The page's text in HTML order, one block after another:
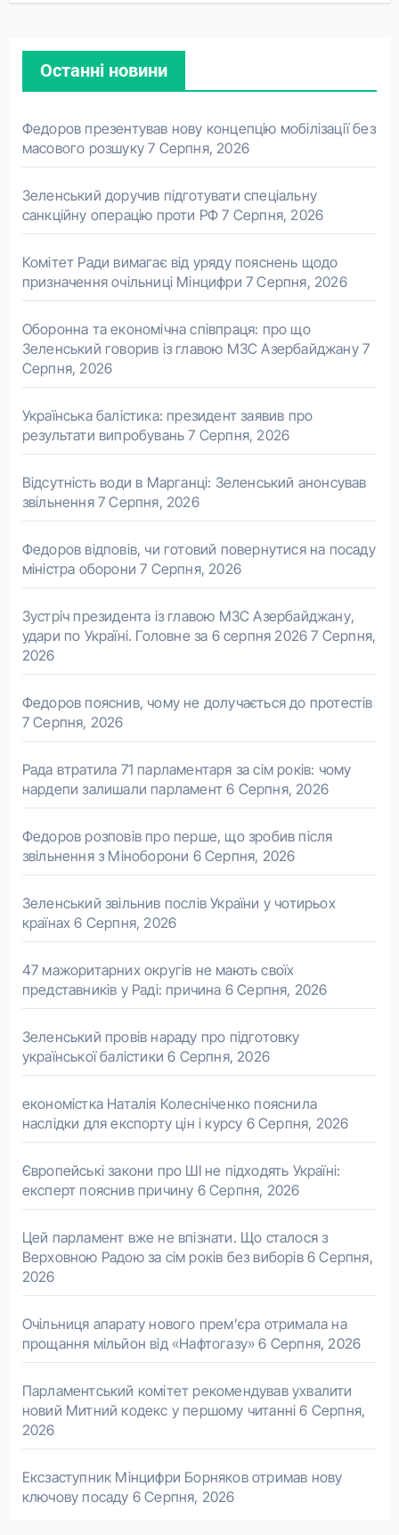
Останні новини
Федоров презентував нову концепцію мобілізації без
масового розшуку 7 Серпня, 2026
Зеленський доручив підготувати спеціальну
санкційну операцію проти РФ 7 Серпня, 2026
Комітет Ради вимагає від уряду пояснень щодо
призначення очільниці Мінцифри 7 Серпня, 2026
Оборонна та економічна співпраця: про що
Зеленський говорив із главою МЗС Азербайджану 7
Серпня, 2026
Українська балістика: президент заявив про
результати випробувань 7 Серпня, 2026
Відсутність води в Марганці: Зеленський анонсував
звільнення 7 Серпня, 2026
Федоров відповів, чи готовий повернутися на посаду
міністра оборони 7 Серпня, 2026
Зустріч президента із главою МЗС Азербайджану,
удари по Україні. Головне за 6 серпня 2026 7 Серпня,
2026
Федоров пояснив, чому не долучається до протестів
7 Серпня, 2026
Рада втратила 71 парламентаря за сім років: чому
нардепи залишали парламент 6 Серпня, 2026
Федоров розповів про перше, що зробив після
звільнення з Міноборони 6 Серпня, 2026
Зеленський звільнив послів України у чотирьох
країнах 6 Серпня, 2026
47 мажоритарних округів не мають своїх
представників у Раді: причина 6 Серпня, 2026
Зеленський провів нараду про підготовку
української балістики 6 Серпня, 2026
економістка Наталія Колесніченко пояснила
наслідки для експорту цін і курсу 6 Серпня, 2026
Європейські закони про ШІ не підходять Україні:
експерт пояснив причину 6 Серпня, 2026
Цей парламент вже не впізнати. Що сталося з
Верховною Радою за сім років без виборів 6 Серпня,
2026
Очільниця апарату нового прем’єра отримала на
прощання мільйон від «Нафтогазу» 6 Серпня, 2026
Парламентський комітет рекомендував ухвалити
новий Митний кодекс у першому читанні 6 Серпня,
2026
Ексзаступник Мінцифри Борняков отримав нову
ключову посаду 6 Серпня, 2026